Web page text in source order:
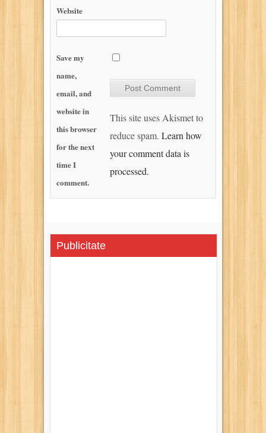
Website
Save my
name,
email, and
website in
this browser
for the next
time I
comment.
This site uses Akismet to
reduce spam. Learn how
your comment data is
processed.
Publicitate